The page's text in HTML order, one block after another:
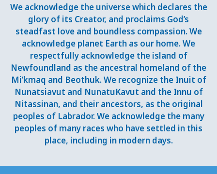
We acknowledge the universe which declares the
glory of its Creator, and proclaims God’s
steadfast love and boundless compassion. We
acknowledge planet Earth as our home. We
respectfully acknowledge the island of
Newfoundland as the ancestral homeland of the
Mi’kmaq and Beothuk. We recognize the Inuit of
Nunatsiavut and NunatuKavut and the Innu of
Nitassinan, and their ancestors, as the original
peoples of Labrador. We acknowledge the many
peoples of many races who have settled in this
place, including in modern days.